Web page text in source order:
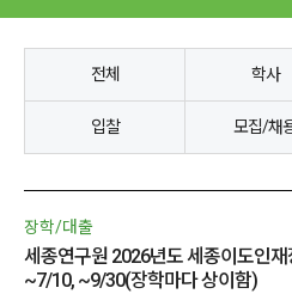
전체 학사
입찰 모집/채
장학/대출
세종연구원 2026년도 세종이도인
~7/10, ~9/30(장학마다 상이함)